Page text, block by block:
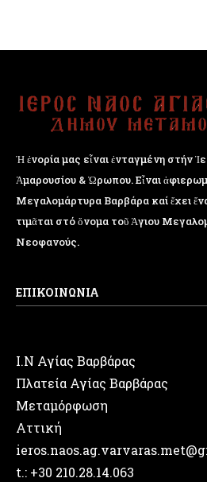
Ἡ ἐνορία μας εἶναι ἐνταγμένη στήν
Ἁμαρουσίου & Ὠρωπου. Εἶναι
Μεγαλομάρτυρα Βαρβάρα καί ἔχει
τιμᾶται στό ὄνομα τοῦ Ἁγιου
Νεοφανούς.
ΕΠΙΚΟΙΝΩΝΙΑ
Ι.Ν Αγίας Βαρβάρας
Πλατεία Αγίας Βαρβάρας
Μεταμόρφωση
Αττική
t.: +30 210.28.14.063